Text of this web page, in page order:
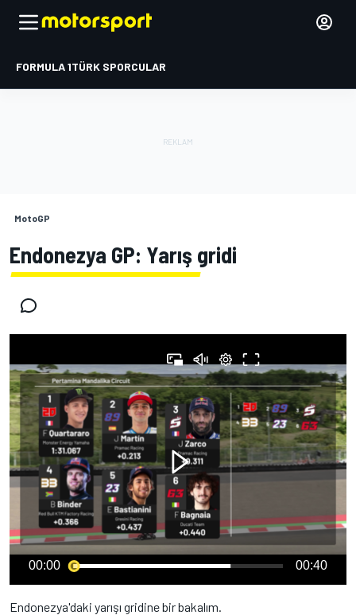
FORMULA 1TÜRK SPORCULAR
MotoGP
Endonezya GP: Yarış gridi
00:00 00:40
Endonezya'daki yarışı gridine bir bakalım.